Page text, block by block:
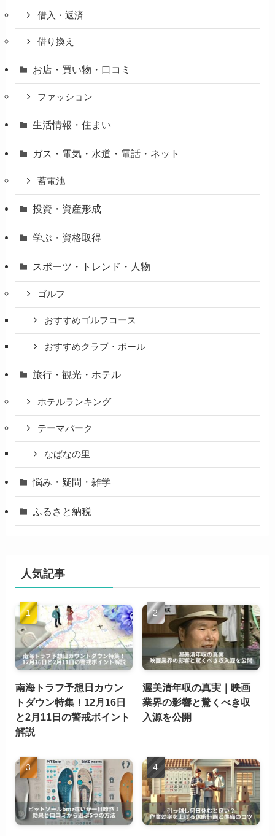
借入・返済
借り換え
お店・買い物・口コミ
ファッション
生活情報・住まい
ガス・電気・水道・電話・ネット
蓄電池
投資・資産形成
学ぶ・資格取得
スポーツ・トレンド・人物
ゴルフ
おすすめゴルフコース
おすすめクラブ・ボール
旅行・観光・ホテル
ホテルランキング
テーマパーク
なばなの里
悩み・疑問・雑学
ふるさと納税
人気記事
南海トラフ予想日カウン
トダウン特集！12月16日
と2月11日の警戒ポイント
解説
渥美清年収の真実｜映画
業界の影響と驚くべき収
入源を公開